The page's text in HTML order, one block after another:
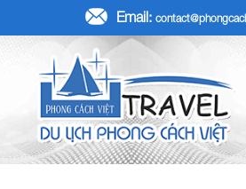
Email: